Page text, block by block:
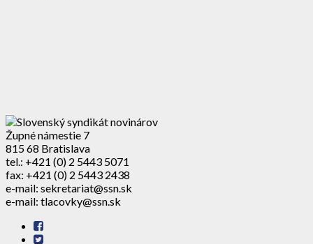
Župné námestie 7
815 68 Bratislava
tel.: +421 (0) 2 5443 5071
fax: +421 (0) 2 5443 2438
e-mail: sekretariat@ssn.sk
e-mail: tlacovky@ssn.sk